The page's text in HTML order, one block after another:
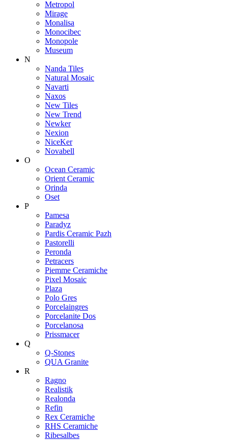
Metropol
Mirage
Monalisa
Monocibec
Monopole
Museum
N
Nanda Tiles
Natural Mosaic
Navarti
Naxos
New Tiles
New Trend
Newker
Nexion
NiceKer
Novabell
O
Ocean Ceramic
Orient Ceramic
Orinda
Oset
P
Pamesa
Paradyz
Pardis Ceramic Pazh
Pastorelli
Peronda
Petracers
Piemme Ceramiche
Pixel Mosaic
Plaza
Polo Gres
Porcelaingres
Porcelanite Dos
Porcelanosa
Prissmacer
Q
Q-Stones
QUA Granite
R
Ragno
Realistik
Realonda
Refin
Rex Ceramiche
RHS Ceramiche
Ribesalbes